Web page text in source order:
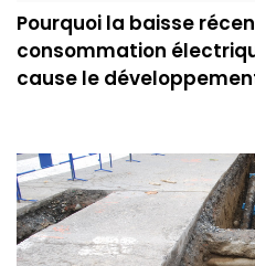
Pourquoi la baisse
consommation
cause le